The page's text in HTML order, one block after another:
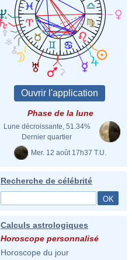
Phase de la lune
Lune décroissante, 51.34%
Dernier quartier
Mer. 12 août 17h37 T.U.
Recherche de célébrité
Calculs astrologiques
Horoscope personnalisé
Horoscope du jour